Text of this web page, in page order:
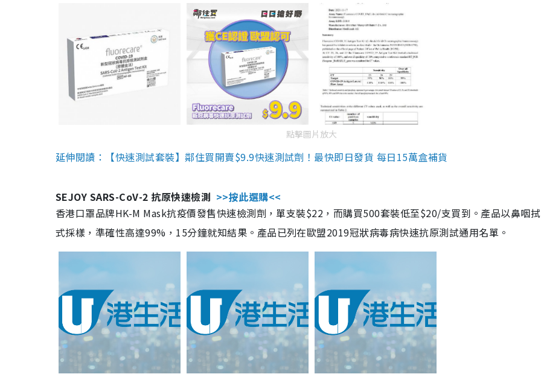
點擊圖片放大
延伸閱讀：【快速測試套裝】鄰住買開賣$9.9快速測試劑！最快即日發貨 每日15萬盒補貨
SEJOY SARS-CoV-2 抗原快速檢測 >>按此選購<<
香港口罩品牌HK-M Mask抗疫價發售快速檢測劑，單支裝$22，而購買500套裝低至$20/支買到。產品以鼻咽
式採樣，準確性高達99%，15分鐘就知結果。產品已列在歐盟2019冠狀病毒病快速抗原測試通用名單。